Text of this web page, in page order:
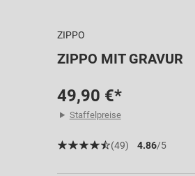
ZIPPO
ZIPPO MIT GRAVUR
49,90 €*
Staffelpreise
(49) 4.86/5